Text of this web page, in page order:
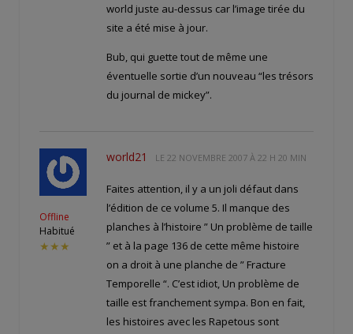
world juste au-dessus car l’image tirée du
site a été mise à jour.
Bub, qui guette tout de même une
éventuelle sortie d’un nouveau “les trésors
du journal de mickey”.
Offline
Habitué
★★★
world21 LE 22 NOVEMBRE 2007 À 22 H 20 MIN
Faites attention, il y a un joli défaut dans
l’édition de ce volume 5. Il manque des
planches à l’histoire ” Un problème de taille
” et à la page 136 de cette même histoire
on a droit à une planche de ” Fracture
Temporelle “. C’est idiot, Un problème de
taille est franchement sympa. Bon en fait,
les histoires avec les Rapetous sont